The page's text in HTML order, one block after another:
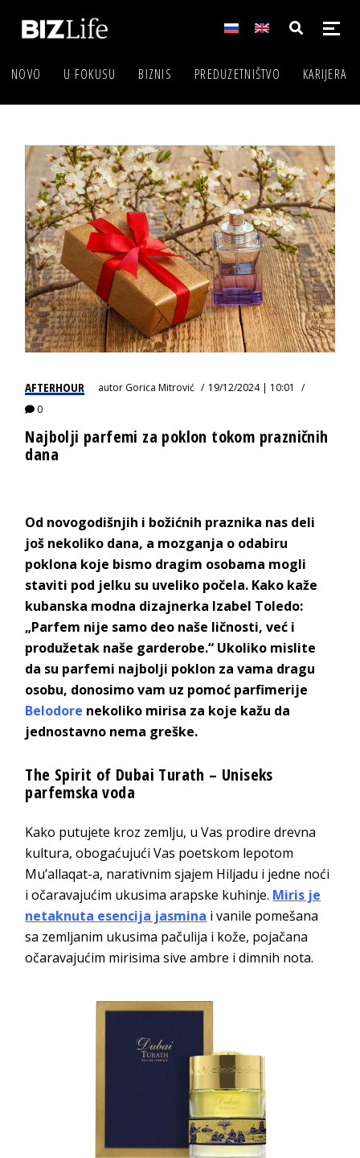
NOVO U FOKUSU BIZNIS PREDUZETNIŠTVO KARIJERA
AFTERHOUR autor Gorica Mitrović
19/12/2024 | 10:01
0
Najbolji parfemi za poklon tokom prazničnih
dana
Od novogodišnjih i božićnih praznika nas deli
još nekoliko dana, a mozganja o odabiru
poklona koje bismo dragim osobama mogli
staviti pod jelku su uveliko počela. Kako kaže
kubanska modna dizajnerka Izabel Toledo:
„Parfem nije samo deo naše ličnosti, već i
produžetak naše garderobe.“ Ukoliko mislite
da su parfemi najbolji poklon za vama dragu
osobu, donosimo vam uz pomoć parfimerije
Belodore nekoliko mirisa za koje kažu da
jednostavno nema greške.
The Spirit of Dubai Turath – Uniseks
parfemska voda
Kako putujete kroz zemlju, u Vas prodire drevna
kultura, obogaćujući Vas poetskom lepotom
Mu’allaqat-a, narativnim sjajem Hiljadu i jedne noći
i očaravajućim ukusima arapske kuhinje. Miris je
netaknuta esencija jasmina i vanile pomešana
sa zemljanim ukusima pačulija i kože, pojačana
očaravajućim mirisima sive ambre i dimnih nota.